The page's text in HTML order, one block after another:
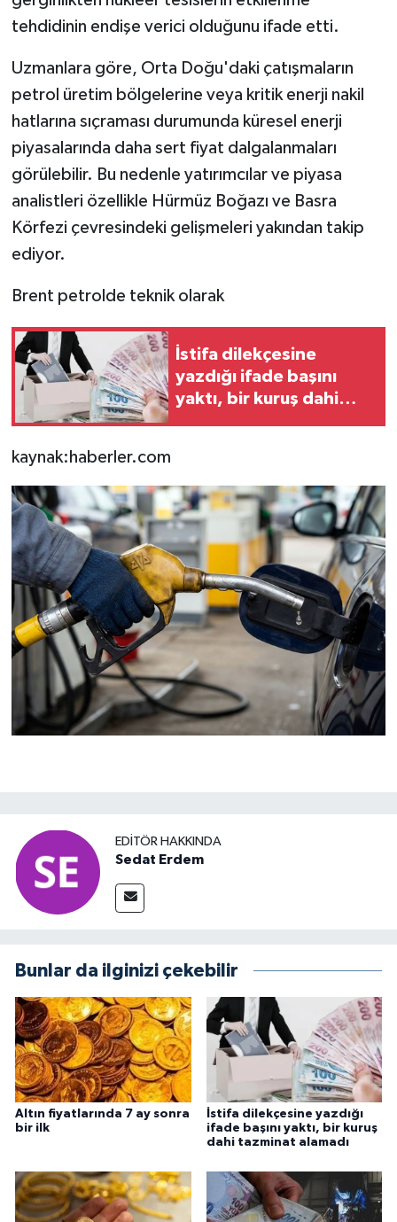
tehdidinin endişe verici olduğunu ifade etti.
Uzmanlara göre, Orta Doğu'daki çatışmaların
petrol üretim bölgelerine veya kritik enerji nakil
hatlarına sıçraması durumunda küresel enerji
piyasalarında daha sert fiyat dalgalanmaları
görülebilir. Bu nedenle yatırımcılar ve piyasa
analistleri özellikle Hürmüz Boğazı ve Basra
Körfezi çevresindeki gelişmeleri yakından takip
ediyor.
Brent petrolde teknik olarak
İstifa dilekçesine
yazdığı ifade başını
yaktı, bir kuruş dahi
kaynak:haberler.com
EDITÖR HAKKINDA
Sedat Erdem
Bunlar da ilginizi çekebilir
Altın fiyatlarında 7 ay sonra
bir ilk
İstifa dilekçesine yazdığı
ifade başını yaktı, bir kuruş
dahi tazminat alamadı